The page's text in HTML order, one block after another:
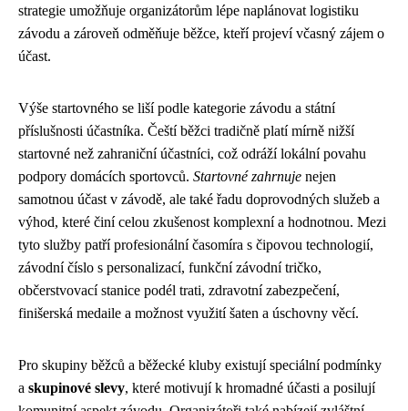
strategie umožňuje organizátorům lépe naplánovat logistiku
závodu a zároveň odměňuje běžce, kteří projeví včasný zájem o
účast.
Výše startovného se liší podle kategorie závodu a státní
příslušnosti účastníka. Čeští běžci tradičně platí mírně nižší
startovné než zahraniční účastníci, což odráží lokální povahu
podpory domácích sportovců. Startovné zahrnuje nejen
samotnou účast v závodě, ale také řadu doprovodných služeb a
výhod, které činí celou zkušenost komplexní a hodnotnou. Mezi
tyto služby patří profesionální časomíra s čipovou technologií,
závodní číslo s personalizací, funkční závodní tričko,
občerstvovací stanice podél trati, zdravotní zabezpečení,
finišerská medaile a možnost využití šaten a úschovny věcí.
Pro skupiny běžců a běžecké kluby existují speciální podmínky
a skupinové slevy, které motivují k hromadné účasti a posilují